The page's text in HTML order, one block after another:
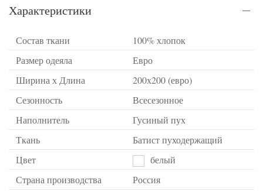
Характеристики
Состав ткани
100% хлопок
Размер одеяла
Евро
Ширина х Длина
200х200 (евро)
Сезонность
Всесезонное
Наполнитель
Гусиный пух
Ткань
Батист пуходержащий
Цвет
белый
Страна производства
Россия